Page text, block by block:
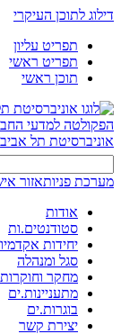
דילוג לתוכן העיקרי
תפריט עליון
תפריט ראשי
תוכן ראשי
הפקולטה למדעי
אוניברסיטת תל אביב
מערכת פניותאזור
אודות
סטודנטים.ות
יחידות
סגל ומנהלה
מחקר
מתעניינות.ים
בוגרות.ים
יצירת קשר